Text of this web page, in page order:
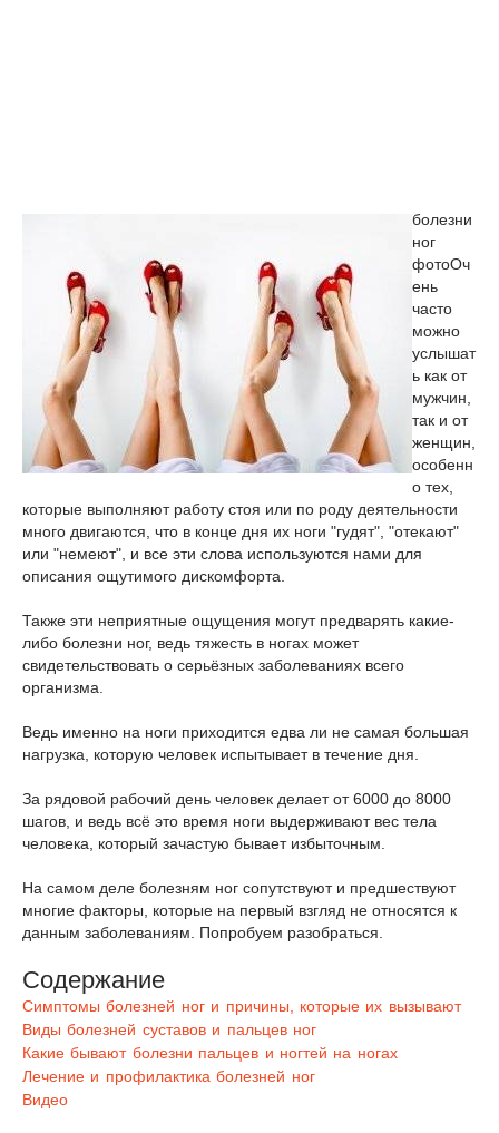
болезни
ног
фотоОч
ень
часто
можно
услышат
ь как от
мужчин,
так и от
женщин,
особенн
о тех,
которые выполняют работу стоя или по роду деятельности
много двигаются, что в конце дня их ноги "гудят", "отекают"
или "немеют", и все эти слова используются нами для
описания ощутимого дискомфорта.
Также эти неприятные ощущения могут предварять какие-
либо болезни ног, ведь тяжесть в ногах может
свидетельствовать о серьёзных заболеваниях всего
организма.
Ведь именно на ноги приходится едва ли не самая большая
нагрузка, которую человек испытывает в течение дня.
За рядовой рабочий день человек делает от 6000 до 8000
шагов, и ведь всё это время ноги выдерживают вес тела
человека, который зачастую бывает избыточным.
На самом деле болезням ног сопутствуют и предшествуют
многие факторы, которые на первый взгляд не относятся к
данным заболеваниям. Попробуем разобраться.
Содержание
Симптомы болезней ног и причины, которые их вызывают
Виды болезней суставов и пальцев ног
Какие бывают болезни пальцев и ногтей на ногах
Лечение и профилактика болезней ног
Видео